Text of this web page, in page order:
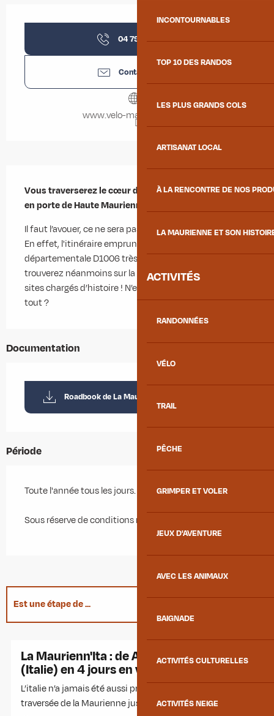
INCONTOURNABLES
TOP 10 DES RANDOS
LES PLUS GRANDS COLS
ARTISANAT LOCAL
À LA RENCONTRE DE NOS
LA MAURIENNE ET SON
ACTIVITÉS
RANDONNÉES
VÉLO
TRAIL
PÊCHE
GRIMPER ET VOLER
JEUX D'AVENTURE
AVEC LES ANIMAUX
BAIGNADE
ACTIVITÉS CULTURELLES
ACTIVITÉS NEIGE
04 79 83 23▒▒
Contactez-nous
www.velo-maurienne.com
Vous traverserez le cœur de la vallée avant d'arriver
en porte de Haute Maurienne Vanoise.
Il faut l’avouer, ce ne sera pas l’étape la plus agréable !
En effet, l'itinéraire emprunte en quasi totalité la route
départementale D1006 très fréquentée. Mais vous
trouverez néanmoins sur la route et à l’arrivée de jolis
sites chargés d’histoire ! N’est ce pas motivant malgré
tout ?
Documentation
Roadbook de La Maurienn'Ita
Période
Toute l'année tous les jours.
Sous réserve de conditions météo favorables.
Est une étape de ...
Suggestion à proximité...
Adresse utile
La Maurienn'Ita : de Aiton à Moncenisio
(Italie) en 4 jours en vélo
L’italie n’a jamais été aussi près : tentez l'aventure de la
traversée de la Maurienne jusqu'en Italie en 4 jours !